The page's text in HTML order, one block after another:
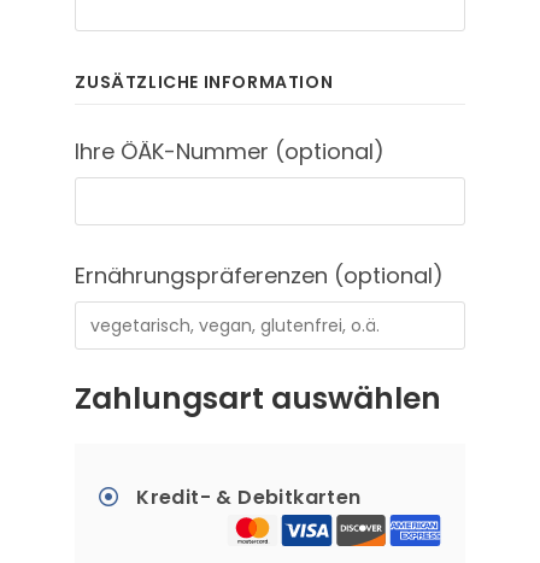
ZUSÄTZLICHE INFORMATION
Ihre ÖÄK-Nummer (optional)
Ernährungspräferenzen (optional)
Zahlungsart auswählen
Kredit- & Debitkarten